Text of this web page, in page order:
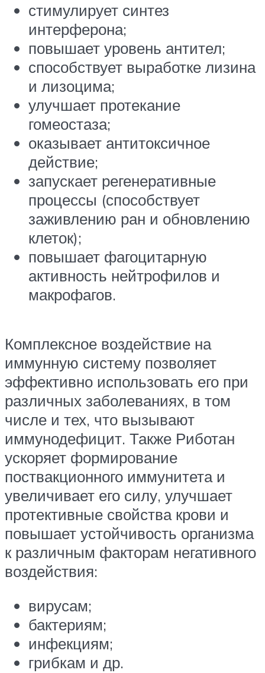
стимулирует синтез
интерферона;
повышает уровень антител;
способствует выработке лизина
и лизоцима;
улучшает протекание
гомеостаза;
оказывает антитоксичное
действие;
запускает регенеративные
процессы (способствует
заживлению ран и обновлению
клеток);
повышает фагоцитарную
активность нейтрофилов и
макрофагов.
Комплексное воздействие на
иммунную систему позволяет
эффективно использовать его при
различных заболеваниях, в том
числе и тех, что вызывают
иммунодефицит. Также Риботан
ускоряет формирование
поствакционного иммунитета и
увеличивает его силу, улучшает
протективные свойства крови и
повышает устойчивость организма
к различным факторам негативного
воздействия:
вирусам;
бактериям;
инфекциям;
грибкам и др.